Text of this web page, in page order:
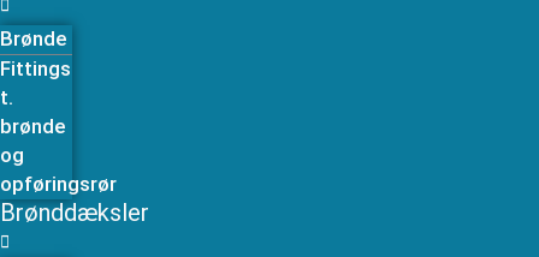
Brønde
Fittings
t.
brønde
og
opføringsrør
Brønddæksler